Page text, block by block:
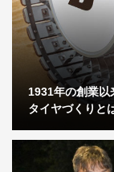
1931年の創業以
タイヤづくりと